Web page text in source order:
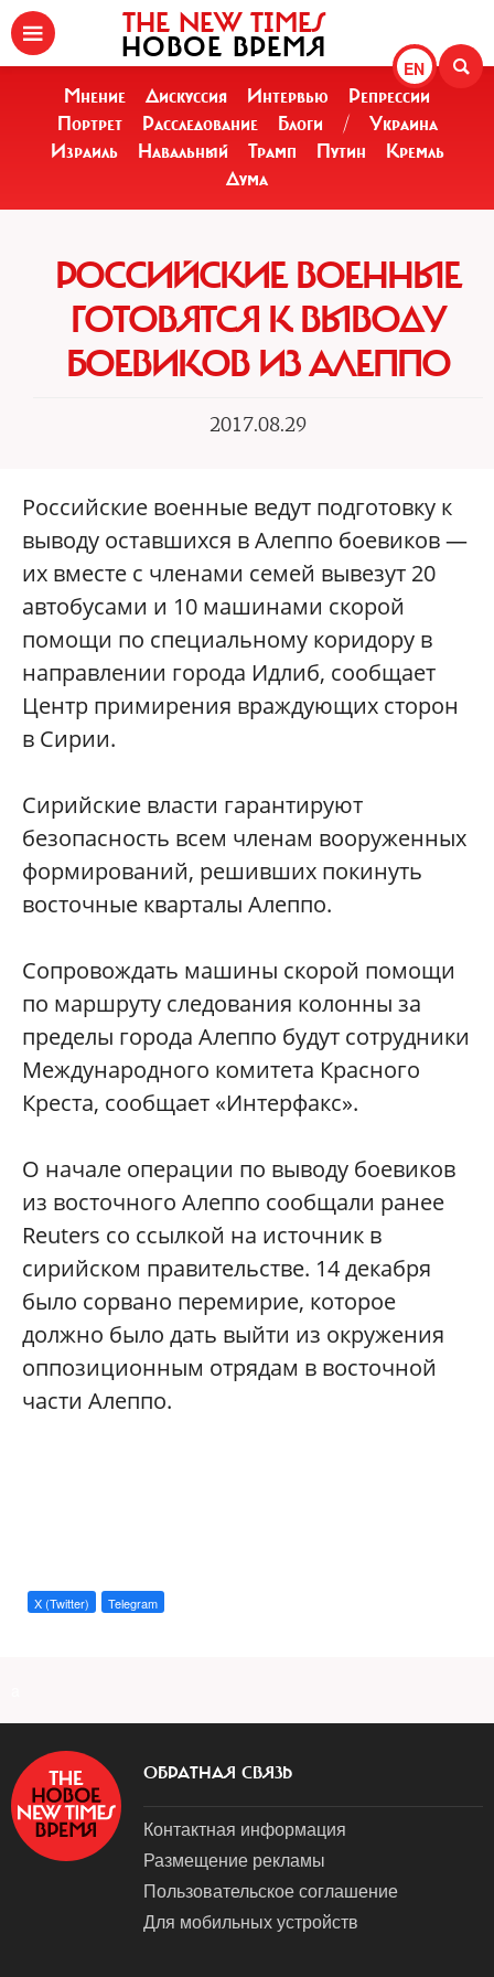
EN
THE NEW TIMES
НОВОЕ ВРЕМЯ
Мнение Дискуссия Интервью
Репрессии
Портрет
Расследование Блоги /
Украина
Израиль
Навальный Трамп Путин
Кремль
Дума
РОССИЙСКИЕ ВОЕННЫЕ
ГОТОВЯТСЯ К ВЫВОДУ
БОЕВИКОВ ИЗ АЛЕППО
2017.08.29
Российские военные ведут подготовку к
выводу оставшихся в Алеппо боевиков —
их вместе с членами семей вывезут 20
автобусами и 10 машинами скорой
помощи по специальному коридору в
направлении города Идлиб, сообщает
Центр примирения враждующих сторон
в Сирии.
Сирийские власти гарантируют
безопасность всем членам вооруженных
формирований, решивших покинуть
восточные кварталы Алеппо.
Сопровождать машины скорой помощи
по маршруту следования колонны за
пределы города Алеппо будут сотрудники
Международного комитета Красного
Креста, сообщает «Интерфакс».
О начале операции по выводу боевиков
из восточного Алеппо сообщали ранее
Reuters со ссылкой на источник в
сирийском правительстве. 14 декабря
было сорвано перемирие, которое
должно было дать выйти из окружения
оппозиционным отрядам в восточной
части Алеппо.
X (Twitter) Telegram
ОБРАТНАЯ СВЯЗЬ
Контактная информация
Размещение рекламы
Пользовательское соглашение
Для мобильных устройств